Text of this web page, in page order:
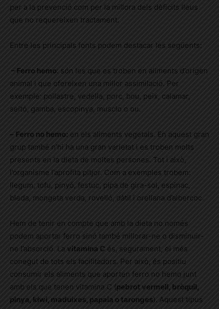
per a la prevenció com per la millora dels dèficits lleus
que no requereixen tractament.
Entre les principals fonts podem destacar les següents:
– Ferro hemo: són les que es troben en aliments d’origen
animal i que ofereixen una millor assimilació. Per
exemple: pollastre, vedella, porc, bou, peix, calamar,
seitó, gamba, escopinya, musclo o ou.
– Ferro no hemo: en els aliments vegetals. En aquest gran
grup també n’hi ha una gran varietat i es troben molts
presents en la dieta de moltes persones. Tot i això,
l’organisme l’aprofita pitjor. Com a exemples trobem:
llegum, tofu, pinyó, festuc, pipa de gira-sol, espinac,
bleda, mongeta verda, rovelló, dàtil i orellana d’albercoc.
Hem de tenir en compte que amb la dieta no només
podem aportar ferro sinó també millorar-ne o disminuir-
ne l’absorció. La vitamina C és, segurament, el més
conegut de tots els facilitadors. Per això, és positiu
consumir els aliments que aporten ferro no hemo junt
amb els que tenen vitamina C (pebrot vermell, bròquil,
pinya, kiwi, maduixes, papaia o taronges). Aquest tipus